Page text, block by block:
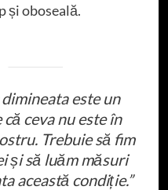
și oboseală.
este un
ceva nu este în
Trebuie să fim
și să luăm măsuri
această condiție.”